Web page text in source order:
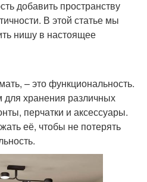
добавить пространству
В этой статье мы
нишу в настоящее
– это функциональность.
хранения различных
перчатки и аксессуары.
её, чтобы не потерять